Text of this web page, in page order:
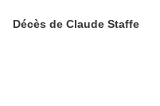
Décès de Claude Staffe